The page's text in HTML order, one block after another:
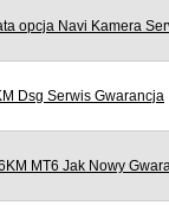
opcja Navi Kamera
Dsg Serwis Gwarancja
MT6 Jak Nowy